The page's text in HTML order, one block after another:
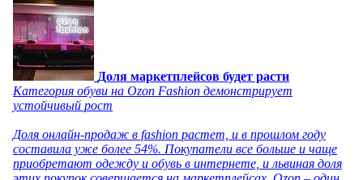
Доля маркетплейсов будет расти
Категория обуви на Ozon Fashion демонстрирует
устойчивый рост
Доля онлайн-продаж в fashion растет, и в прошлом году
составила уже более 54%. Покупатели все больше и чаще
приобретают одежду и обувь в интернете, и львиная доля